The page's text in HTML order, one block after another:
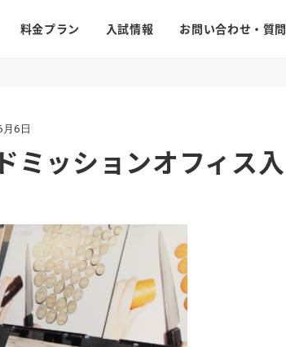
料金プラン 入試情報 お問い合わせ・質問
6日
ミッションオフィス入